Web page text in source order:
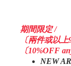
期間限定 /
〔兩件或以
〔10%OFF
NEW